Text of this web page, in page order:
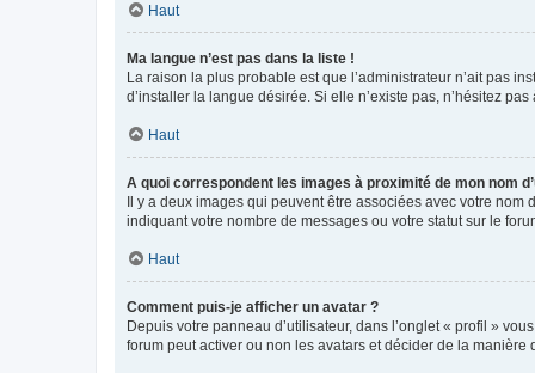
Haut
Ma langue n’est pas dans la liste !
La raison la plus probable est que l’administrateur n’ait pas
d’installer la langue désirée. Si elle n’existe pas, n’hésitez
Haut
A quoi correspondent les images à proximité de mon nom
Il y a deux images qui peuvent être associées avec votre nom
indiquant votre nombre de messages ou votre statut sur le
Haut
Comment puis-je afficher un avatar ?
Depuis votre panneau d’utilisateur, dans l’onglet « profil »
forum peut activer ou non les avatars et décider de la